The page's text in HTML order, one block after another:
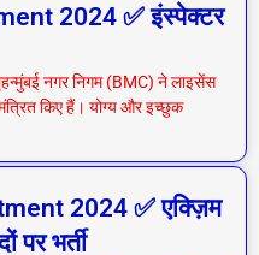
2024 ✅ इंस्पेक्टर
नगर निगम (BMC) ने लाइसेंस
किए हैं। योग्य और इच्छुक
2024 ✅ एक्ज़िम
भर्ती
a
g
e
a
e
a
e